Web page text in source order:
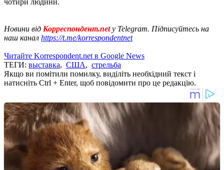
Новини від Корреспондент.netу Telegram. Підписуйтесь на
наш канал https://t.me/korrespondentnet
Читайте Korrespondent.net в Google News
ТЕГИ: выставка, США, стрельба
Якщо ви помітили помилку, виділіть необхідний текст і
натисніть Ctrl + Enter, щоб повідомити про це редакцію.